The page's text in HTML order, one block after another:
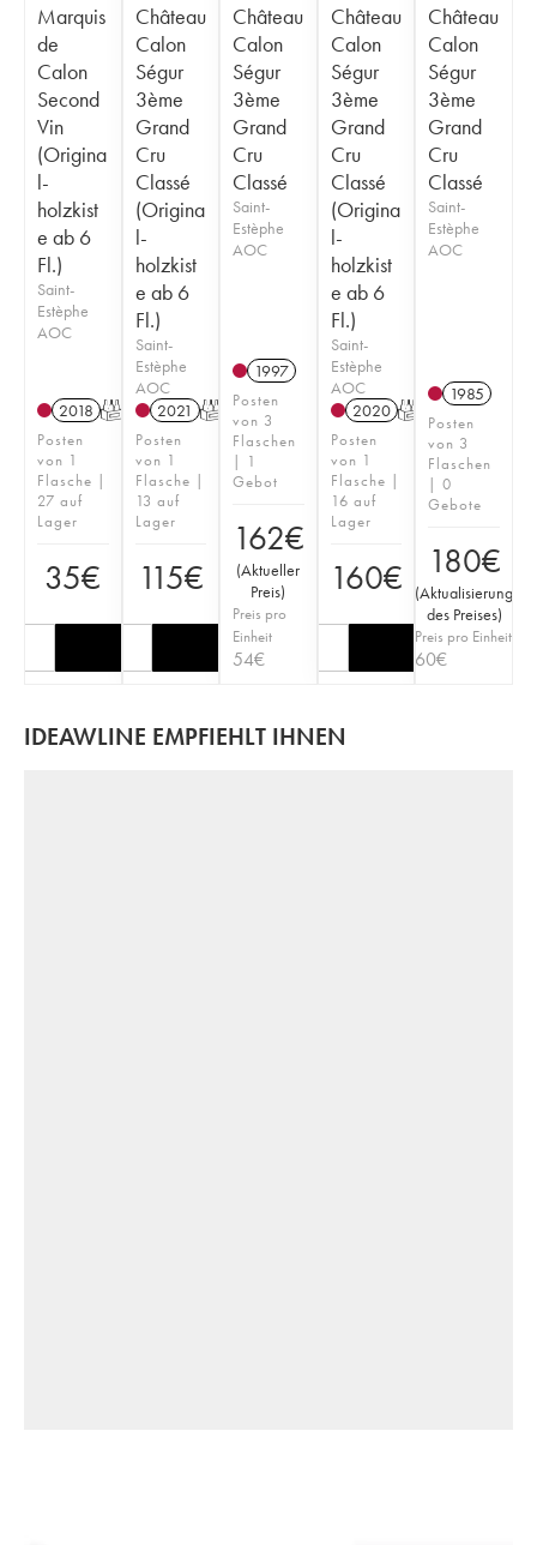
Marquis
de
Calon
Second
Vin
(Origina
l-
holzkist
e ab 6
Fl.)
Saint-
Estèphe
AOC
2018 T
Posten
von 1
Flasche |
27 auf
Lager
35€
Château
Calon
Ségur
3ème
Grand
Cru
Classé
(Origina
l-
holzkist
e ab 6
Fl.)
Saint-
Estèphe
AOC
2021 T
Posten
von 1
Flasche |
13 auf
Lager
115€
Château
Calon
Ségur
3ème
Grand
Cru
Classé
Saint-
Estèphe
AOC
1997
Posten
von 3
Flaschen
| 1
Gebot
162€
(Aktueller
Preis)
Preis pro
Einheit
54€
Château
Calon
Ségur
3ème
Grand
Cru
Classé
(Origina
l-
holzkist
e ab 6
Fl.)
Saint-
Estèphe
AOC
2020 T
Posten
von 1
Flasche |
16 auf
Lager
160€
Château
Calon
Ségur
3ème
Grand
Cru
Classé
Saint-
Estèphe
AOC
1985
Posten
von 3
Flaschen
| 0
Gebote
180€
(Aktualisierung
des Preises)
Preis pro Einheit
60€
IDEAWLINE EMPFIEHLT IHNEN